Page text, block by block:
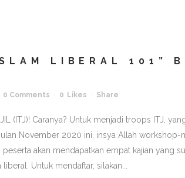
LIBERAL 101”
0 Comments 0 Likes Share
(ITJ)! Caranya? Untuk menjadi troops ITJ,
November 2020 ini, insya Allah workshop-
akan mendapatkan empat kajian yang
Untuk mendaftar, silakan...